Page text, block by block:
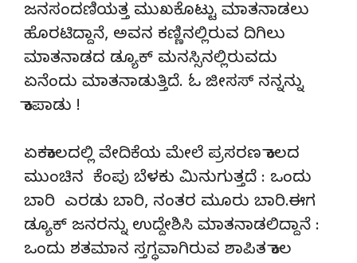
ಜನಸಂದಣಿಯತ್ತ ಮುಖಕೊಟ್ಟು ಮಾತನಾಡಲು
ಹೊರಟಿದ್ದಾನೆ, ಅವನ ಕಣ್ಣಿನಲ್ಲಿರುವ ದಿಗಿಲು
ಮಾತನಾಡದ ಡ್ಯೂಕ್ ಮನಸ್ಸಿನಲ್ಲಿರುವದು
ಏನೆಂದು ಮಾತನಾಡುತ್ತಿದೆ. ಓ ಜೀಸಸ್ ನನ್ನನ್ನು
ಕಾಪಾಡು !
ಏಕಕಾಲದಲ್ಲಿ ವೇದಿಕೆಯ ಮೇಲೆ ಪ್ರಸರಣ ಕಾಲದ
ಮುಂಚಿನ ಕೆಂಪು ಬೆಳಕು ಮಿನುಗುತ್ತದೆ : ಒಂದು
ಬಾರಿ ಎರಡು ಬಾರಿ, ನಂತರ ಮೂರು ಬಾರಿ.ಈಗ
ಡ್ಯೂಕ್ ಜನರನ್ನು ಉದ್ದೇಶಿಸಿ ಮಾತನಾಡಲಿದ್ದಾನೆ :
ಒಂದು ಶತಮಾನ ಸ್ತಗ್ಧವಾಗಿರುವ ಶಾಪಿತ ಕಾಲ